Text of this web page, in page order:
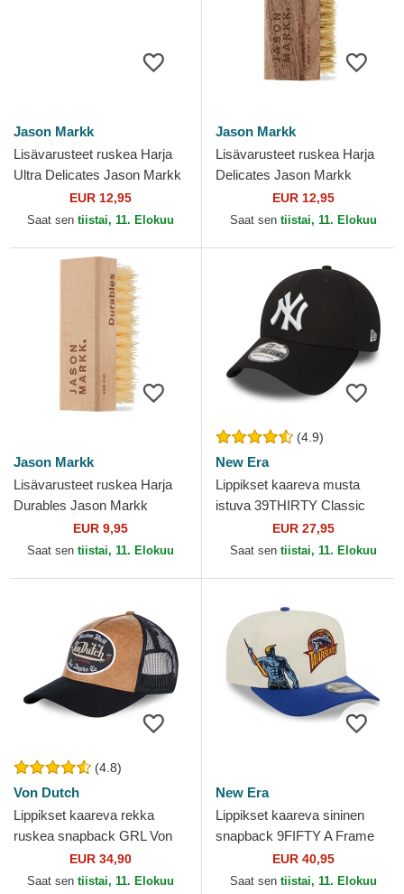
Jason Markk
Lisävarusteet ruskea Harja
Ultra Delicates Jason Markk
EUR 12,95
Saat sen tiistai, 11. Elokuu
Jason Markk
Lisävarusteet ruskea Harja
Delicates Jason Markk
EUR 12,95
Saat sen tiistai, 11. Elokuu
Jason Markk
Lisävarusteet ruskea Harja
Durables Jason Markk
EUR 9,95
Saat sen tiistai, 11. Elokuu
(4.9)
New Era
Lippikset kaareva musta
istuva 39THIRTY Classic
New York Yankees MLB New
Era
EUR 27,95
Saat sen tiistai, 11. Elokuu
(4.8)
Von Dutch
Lippikset kaareva rekka
ruskea snapback GRL Von
EUR 34,90
Saat sen tiistai, 11. Elokuu
New Era
Lippikset kaareva sininen
snapback 9FIFTY A Frame
Precurved Hardwood
Classics Golden State...
EUR 40,95
Saat sen tiistai, 11. Elokuu